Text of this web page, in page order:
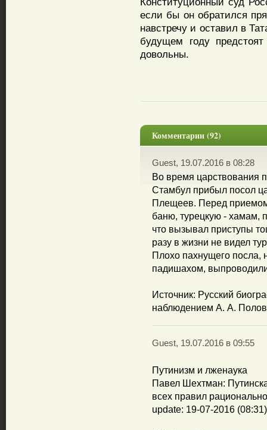
если бы он обратился
навстречу и оставил в
будущем году
довольны.
Комментарии (92)
Guest, 19.07.2016 в 08:28
Во время царствования
Стамбул прибыл посол
Плещеев. Перед
баню, турецкую - хамам,
что вызывал приступы
разу в жизни не видел
Плохо пахнущего посла,
падишахом,
Источник: Русский
наблюдением А. А.
Guest, 19.07.2016 в 09:55
Путинизм и лженаука
Павел Шехтман:
всех правил
update: 19-07-2016 (08:31)